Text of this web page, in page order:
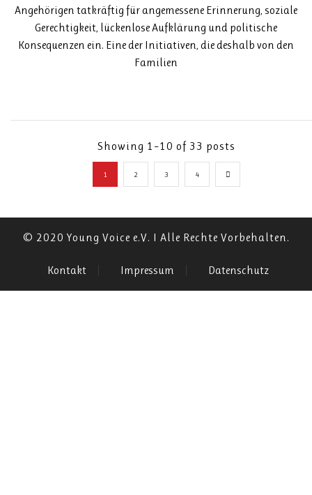
Angehörigen tatkräftig für angemessene Erinnerung, soziale
Gerechtigkeit, lückenlose Aufklärung und politische
Konsequenzen ein. Eine der Initiativen, die deshalb von den
Familien
Showing 1–10 of 33 posts
1 2 3 4
© 2020 Young Voice e.V. I Alle Rechte Vorbehalten.
Kontakt Impressum Datenschutz